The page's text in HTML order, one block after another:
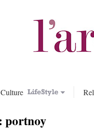
Culture
portnoy